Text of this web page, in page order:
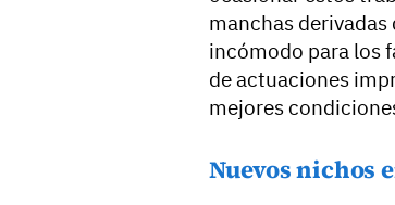
manchas
incómodo para los
de actuaciones
mejores
Nuevos nichos